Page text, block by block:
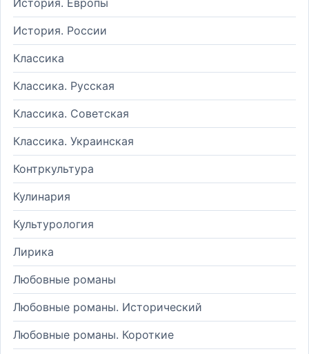
История. России
Классика
Классика. Русская
Классика. Советская
Классика. Украинская
Контркультура
Кулинария
Культурология
Лирика
Любовные романы
Любовные романы. Исторический
Любовные романы. Короткие